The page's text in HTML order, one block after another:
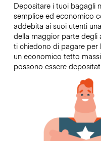
Depositare i tuoi bagagli
semplice ed economico
addebita ai suoi utenti
della maggior parte degli
ti chiedono di pagare per
un economico tetto
possono essere